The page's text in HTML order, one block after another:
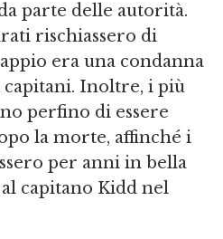
parte delle autorità.
rischiassero di
era una condanna
capitani. Inoltre, i più
perfino di essere
la morte, affinché i
per anni in bella
capitano Kidd nel